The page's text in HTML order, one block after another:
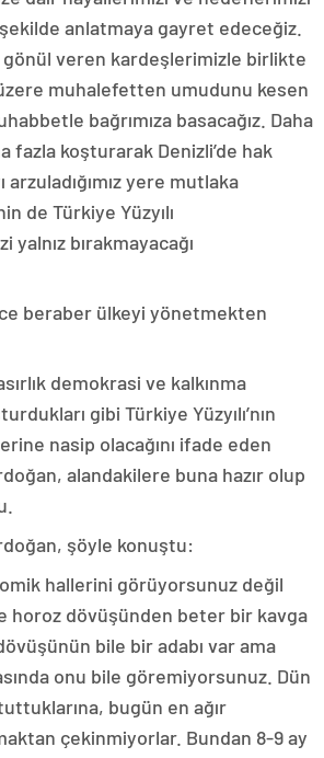
anlatmaya gayret edeceğiz.
gönül veren kardeşlerimizle birlikte
muhalefetten umudunu kesen
bağrımıza basacağız. Daha
fazla koşturarak Denizli’de hak
yere mutlaka
de Türkiye Yüzyılı
yalnız bırakmayacağı
beraber ülkeyi yönetmekten
demokrasi ve kalkınma
gibi Türkiye Yüzyılı’nın
nasip olacağını ifade eden
alandakilere buna hazır olup
şöyle konuştu:
hallerini görüyorsunuz değil
horoz dövüşünden beter bir kavga
bile bir adabı var ama
onu bile göremiyorsunuz. Dün
bugün en ağır
çekinmiyorlar. Bundan 8-9 ay